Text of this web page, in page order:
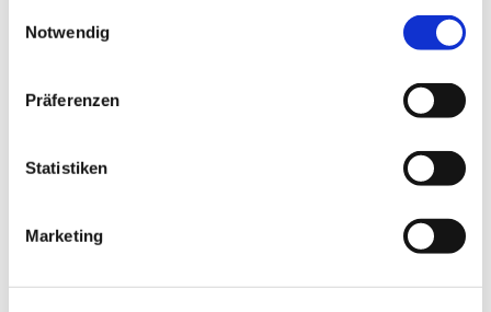
Notwendig
Präferenzen
Statistiken
Marketing